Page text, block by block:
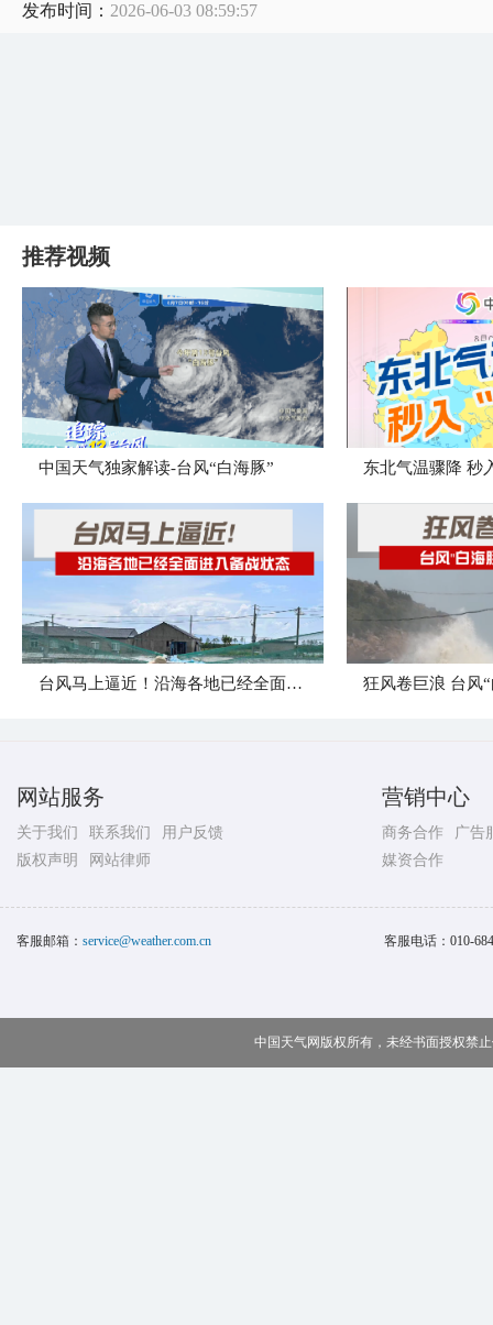
发布时间： 2026-06-03 08:59:57
推荐视频
中国天气独家解读-台风“白海豚” 东北气温骤降 秒
台风马上逼近！沿海各地已经全面进入备战状态
网站服务
关于我们 联系我们
用户反馈
版权声明
网站律师
营销中心
商务合作
广告
媒资合作
客服邮箱： service@weather.com.cn 客服电话： 010-
中国天气网版权所有，未经书面授权